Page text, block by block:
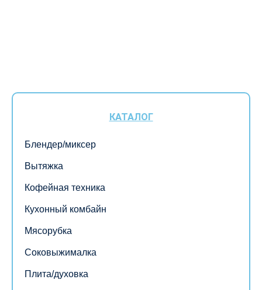
КАТАЛОГ
Блендер/миксер
Вытяжка
Кофейная техника
Кухонный комбайн
Мясорубка
Соковыжималка
Плита/духовка